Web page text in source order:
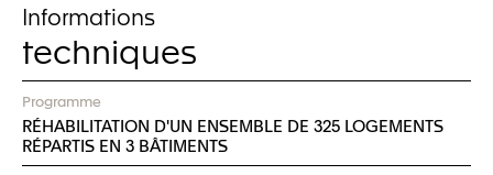
Informations
techniques
Programme
RÉHABILITATION D'UN ENSEMBLE DE 325 LOGEMENTS
RÉPARTIS EN 3 BÂTIMENTS